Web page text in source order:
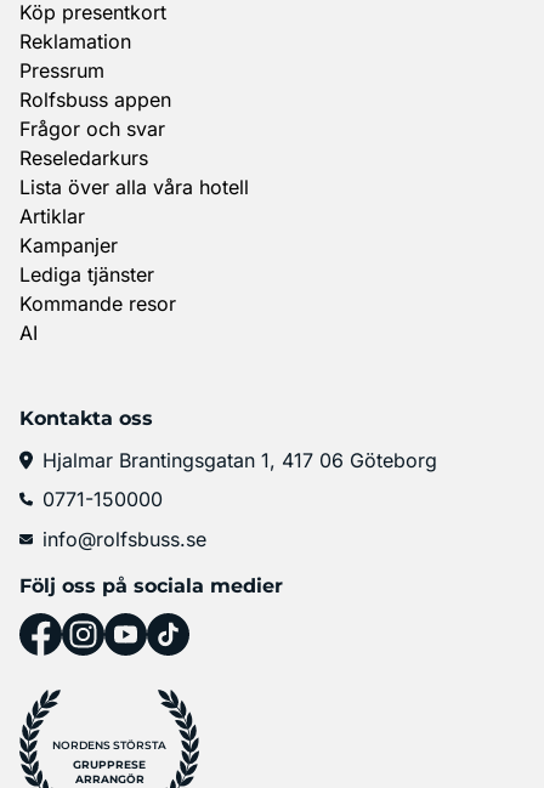
Köp presentkort
Reklamation
Pressrum
Rolfsbuss appen
Frågor och svar
Reseledarkurs
Lista över alla våra hotell
Artiklar
Kampanjer
Lediga tjänster
Kommande resor
AI
Kontakta oss
Hjalmar Brantingsgatan 1, 417 06 Göteborg
0771-150000
info@rolfsbuss.se
Följ oss på sociala medier
NORDENS STÖRSTA
GRUPPRESE
ARRANGÖR